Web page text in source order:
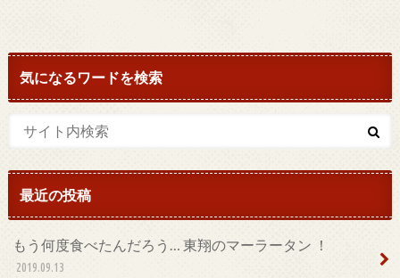
気になるワードを検索
最近の投稿
もう何度食べたんだろう… 東翔のマーラータン ！
2019.09.13